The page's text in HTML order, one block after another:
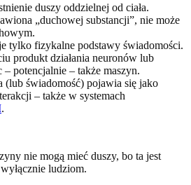
duszy oddzielnej od ciała.
„duchowej substancji”, nie może
tylko fizykalne podstawy świadomości.
produkt działania neuronów lub
potencjalnie – także maszyn.
(lub świadomość) pojawia się jako
– także w systemach
.
nie mogą mieć duszy, bo ta jest
ludziom.